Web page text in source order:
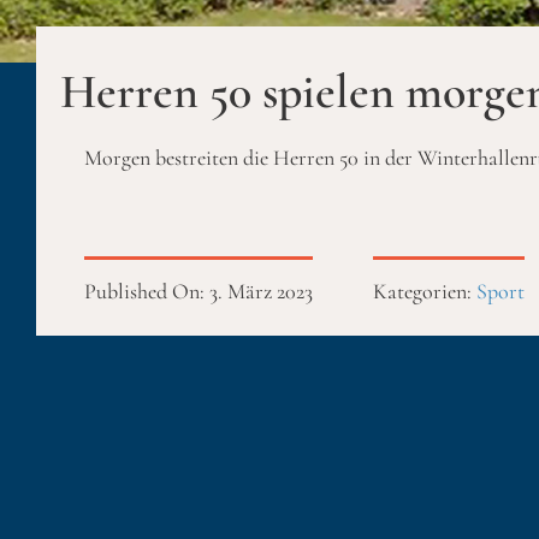
Herren 50 spielen
Morgen bestreiten die Herren 50 in der
Published On: 3. März 2023 Kategorien: Sport